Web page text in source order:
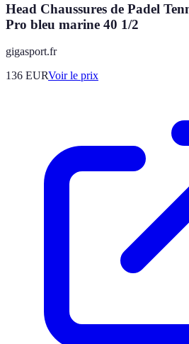
Head Chaussures de Padel
Pro bleu marine 40 1/2
gigasport.fr
136 EURVoir le prix